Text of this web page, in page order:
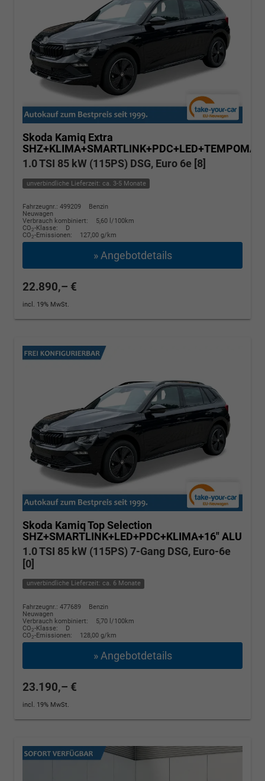
Skoda Kamiq Extra
SHZ+KLIMA+SMARTLINK+PDC+LED+TEMPOMAT
1.0 TSI 85 kW (115PS) DSG, Euro 6e [8]
unverbindliche Lieferzeit: ca. 3-5 Monate
Fahrzeugnr.: 499209
Benzin
Neuwagen
Verbrauch kombiniert:
5,60 l/100km
CO2-Klasse:
D
CO2-Emissionen: 127,00 g/km
» Angebotdetails
22.890,– €
incl. 19% MwSt.
Skoda KamiqTop Selection
SHZ+SMARTLINK+LED+PDC+KLIMA+16" ALU
1.0 TSI 85 kW (115PS) 7-Gang DSG, Euro-6e
[0]
unverbindliche Lieferzeit: ca. 6 Monate
Fahrzeugnr.: 477689
Benzin
Neuwagen
Verbrauch kombiniert:
5,70 l/100km
CO2-Klasse:
D
CO2-Emissionen: 128,00 g/km
» Angebotdetails
23.190,– €
incl. 19% MwSt.